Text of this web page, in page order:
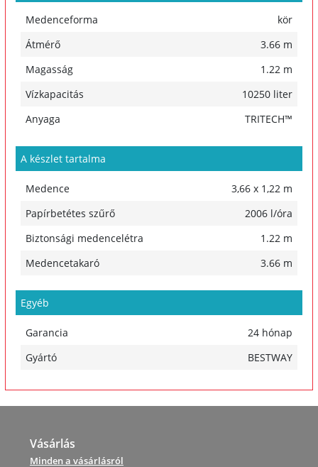
Medenceforma
kör
Átmérő
3.66 m
Magasság
1.22 m
Vízkapacitás
10250 liter
Anyaga
TRITECH™
A készlet tartalma
Medence
3,66 x 1,22 m
Papírbetétes szűrő
2006 l/óra
Biztonsági medencelétra
1.22 m
Medencetakaró
3.66 m
Egyéb
Garancia
24 hónap
Gyártó
BESTWAY
Vásárlás
Minden a vásárlásról